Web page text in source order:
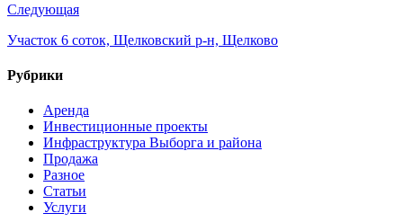
Следующая
Участок 6 соток, Щелковский р-н, Щелково
Рубрики
Аренда
Инвестиционные проекты
Инфраструктура Выборга и района
Продажа
Разное
Статьи
Услуги